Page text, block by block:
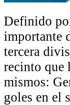
Definido
importante
tercera
recinto que
mismos:
goles en el